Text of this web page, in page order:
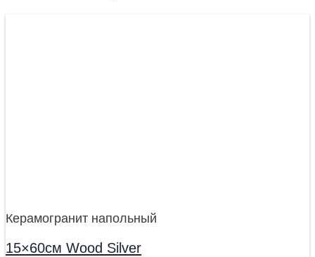
Керамогранит напольный
15×60см Wood Silver